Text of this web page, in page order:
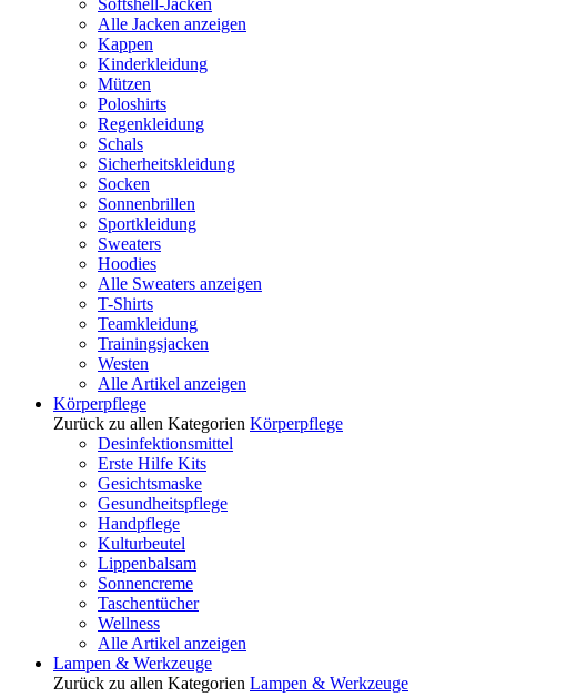
Softshell-Jacken
Alle Jacken anzeigen
Kappen
Kinderkleidung
Mützen
Poloshirts
Regenkleidung
Schals
Sicherheitskleidung
Socken
Sonnenbrillen
Sportkleidung
Sweaters
Hoodies
Alle Sweaters anzeigen
T-Shirts
Teamkleidung
Trainingsjacken
Westen
Alle Artikel anzeigen
Körperpflege
Zurück zu allen Kategorien Körperpflege
Desinfektionsmittel
Erste Hilfe Kits
Gesichtsmaske
Gesundheitspflege
Handpflege
Kulturbeutel
Lippenbalsam
Sonnencreme
Taschentücher
Wellness
Alle Artikel anzeigen
Lampen & Werkzeuge
Zurück zu allen Kategorien Lampen & Werkzeuge